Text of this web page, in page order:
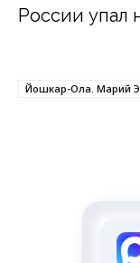
России упал
Йошкар-Ола. Марий